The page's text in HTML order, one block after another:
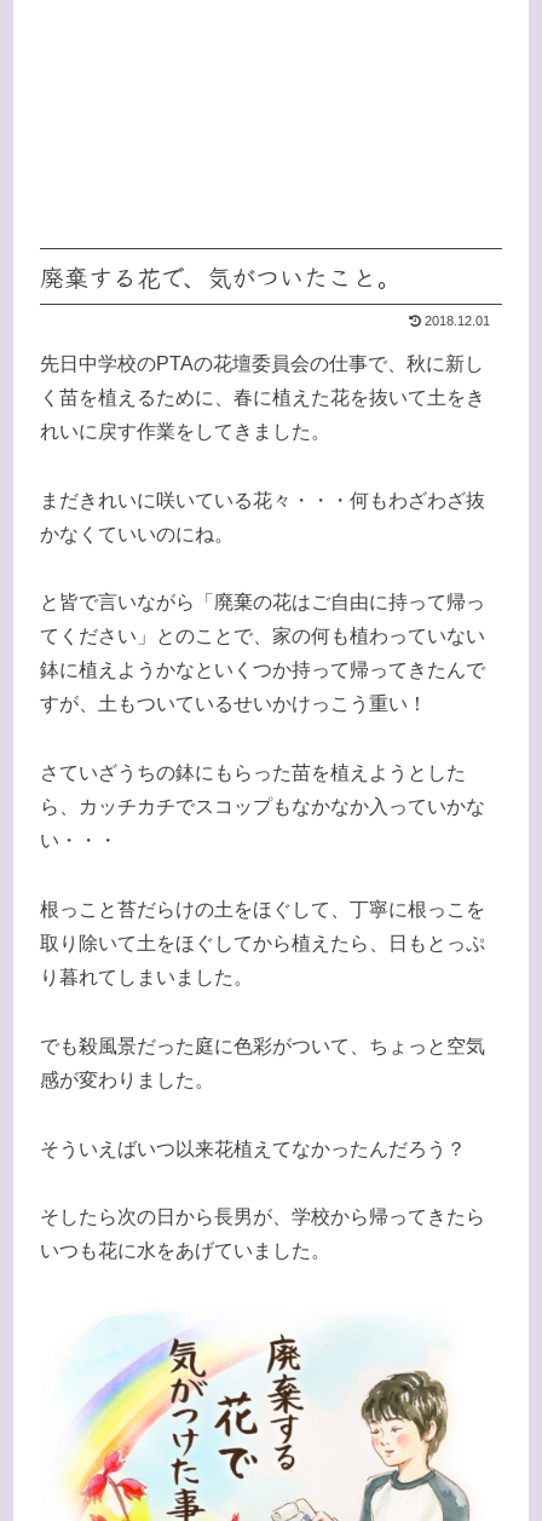
廃棄する花で、気がついたこと。
2018.12.01
先日中学校のPTAの花壇委員会の仕事で、秋に新し
く苗を植えるために、春に植えた花を抜いて土をき
れいに戻す作業をしてきました。
まだきれいに咲いている花々・・・何もわざわざ抜
かなくていいのにね。
と皆で言いながら「廃棄の花はご自由に持って帰っ
てください」とのことで、家の何も植わっていない
鉢に植えようかなといくつか持って帰ってきたんで
すが、土もついているせいかけっこう重い！
さていざうちの鉢にもらった苗を植えようとした
ら、カッチカチでスコップもなかなか入っていかな
い・・・
根っこと苔だらけの土をほぐして、丁寧に根っこを
取り除いて土をほぐしてから植えたら、日もとっぷ
り暮れてしまいました。
でも殺風景だった庭に色彩がついて、ちょっと空気
感が変わりました。
そういえばいつ以来花植えてなかったんだろう？
そしたら次の日から長男が、学校から帰ってきたら
いつも花に水をあげていました。